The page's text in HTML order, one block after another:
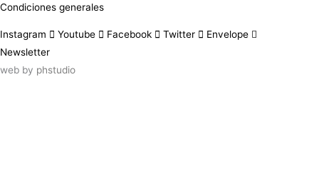
Condiciones generales
Instagram Youtube Facebook Twitter
Envelope
Newsletter
web by phstudio